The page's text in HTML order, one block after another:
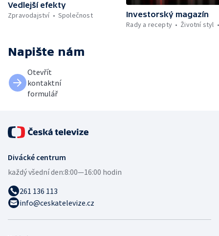
Vedlejší efekty
Zpravodajství
Společnost
Investorský magazín
Rady a recepty
Životní styl
Napište nám
Otevřít
kontaktní
formulář
Divácké centrum
každý všední den:8:00—16:00 hodin
261 136 113
info@ceskatelevize.cz